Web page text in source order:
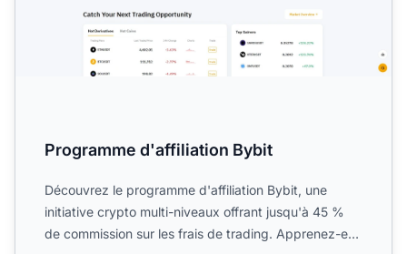
Programme d'affiliation Bybit
Découvrez le programme d'affiliation Bybit, une
initiative crypto multi-niveaux offrant jusqu'à 45 %
de commission sur les frais de trading. Apprenez-en